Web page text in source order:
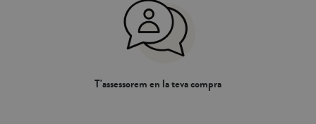
T'assessorem en la teva compra